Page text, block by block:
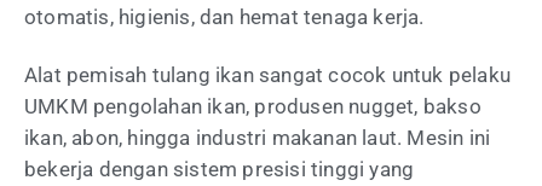
otomatis, higienis, dan hemat tenaga kerja.
Alat pemisah tulang ikansangat cocok untuk pelaku
UMKM pengolahan ikan, produsen nugget, bakso
ikan, abon, hingga industri makanan laut. Mesin ini
bekerja dengan sistem presisi tinggi yang